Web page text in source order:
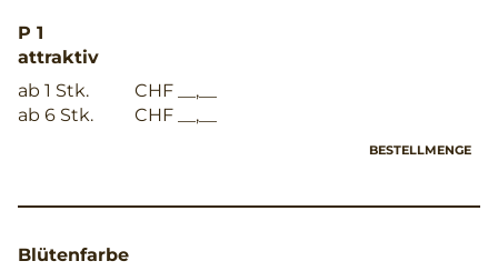
P 1
attraktiv
ab 1 Stk.
CHF __,__
ab 6 Stk.
CHF __,__
BESTELLMENGE
Blütenfarbe